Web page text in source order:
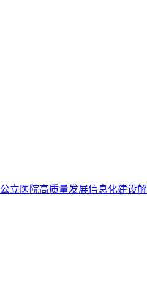
公立医院高质量发展信息化建设